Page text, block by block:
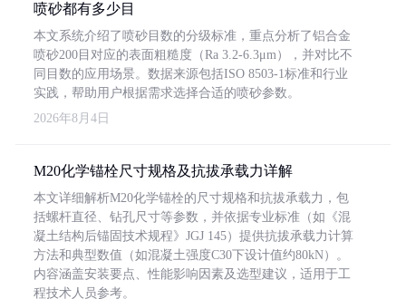
喷砂都有多少目
本文系统介绍了喷砂目数的分级标准，重点分析了铝合金
喷砂200目对应的表面粗糙度（Ra 3.2-6.3μm），并对比不
同目数的应用场景。数据来源包括ISO 8503-1标准和行业
实践，帮助用户根据需求选择合适的喷砂参数。
2026年8月4日
M20化学锚栓尺寸规格及抗拔承载力详解
本文详细解析M20化学锚栓的尺寸规格和抗拔承载力，包
括螺杆直径、钻孔尺寸等参数，并依据专业标准（如《混
凝土结构后锚固技术规程》JGJ 145）提供抗拔承载力计算
方法和典型数值（如混凝土强度C30下设计值约80kN）。
内容涵盖安装要点、性能影响因素及选型建议，适用于工
程技术人员参考。